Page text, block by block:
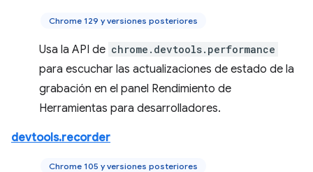
Chrome 129 y versiones posteriores
Usa la API de chrome.devtools.performance
para escuchar las actualizaciones de estado de la
grabación en el panel Rendimiento de
Herramientas para desarrolladores.
devtools.recorder
Chrome 105 y versiones posteriores